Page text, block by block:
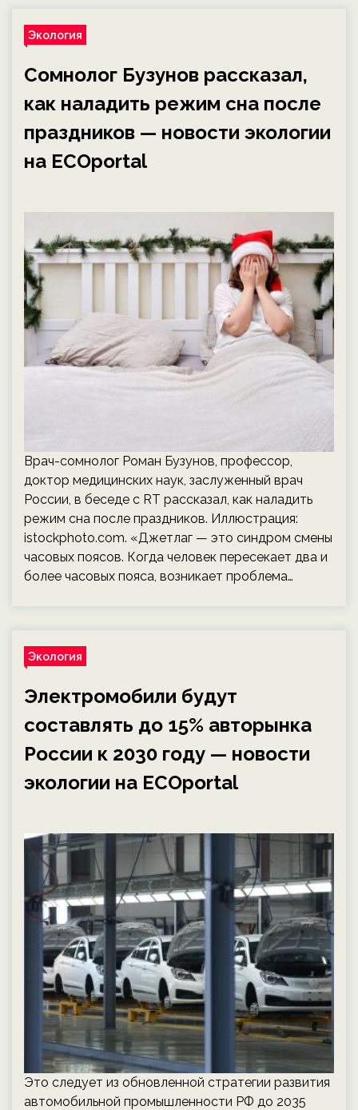
Экология
Сомнолог Бузунов рассказал,
как наладить режим сна после
праздников — новости экологии
на ECOportal
Врач-сомнолог Роман Бузунов, профессор,
доктор медицинских наук, заслуженный врач
России, в беседе с RT рассказал, как наладить
режим сна после праздников. Иллюстрация:
istockphoto.com. «Джетлаг — это синдром смены
часовых поясов. Когда человек пересекает два и
более часовых пояса, возникает проблема…
Экология
Электромобили будут
составлять до 15% авторынка
России к 2030 году — новости
экологии на ECOportal
Это следует из обновленной стратегии развития
автомобильной промышленности РФ до 2035